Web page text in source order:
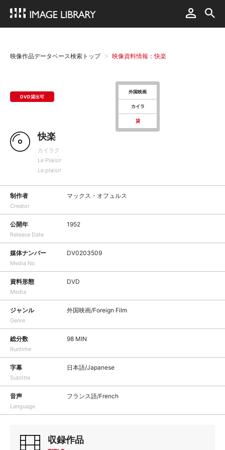
映像作品データベース検索トップ 映像資料情報：快楽
DVD貸出可
外国映画
カイラ
貸
快楽
カイラク
Le Plaisir
Le plaisir
制作者
Creator
マックス・オフュルス
公開年
Release Date
1952
媒体ナンバー
Media No
DV0203509
資料形態
Media
DVD
ジャンル
Genre
外国映画/Foreign Film
総分数
Runtime
98 MIN
字幕
Subtitle
日本語/Japanese
音声
Language
フランス語/French
収録作品